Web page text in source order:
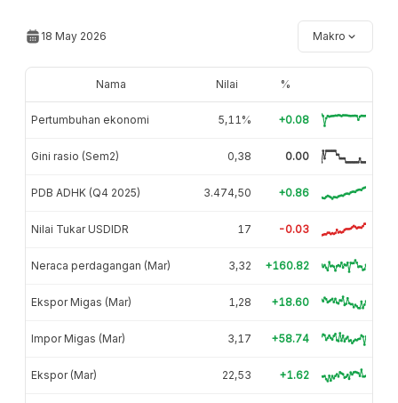
18 May 2026 Makro
Nama Nilai %
Pertumbuhan ekonomi 5,11% +0.08
Gini rasio (Sem2) 0,38 0.00
PDB ADHK (Q4 2025) 3.474,50 +0.86
Nilai Tukar USDIDR 17 -0.03
Neraca perdagangan (Mar) 3,32 +160.82
Ekspor Migas (Mar) 1,28 +18.60
Impor Migas (Mar) 3,17 +58.74
Ekspor (Mar) 22,53 +1.62